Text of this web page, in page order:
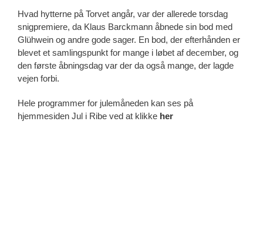
Hvad hytterne på Torvet angår, var der allerede torsdag
snigpremiere, da Klaus Barckmann åbnede sin bod med
Glühwein og andre gode sager. En bod, der efterhånden er
blevet et samlingspunkt for mange i løbet af december, og
den første åbningsdag var der da også mange, der lagde
vejen forbi.
Hele programmer for julemåneden kan ses på
hjemmesiden Jul i Ribe ved at klikke her